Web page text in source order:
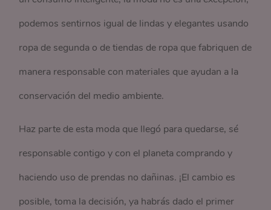
podemos sentirnos igual de lindas y elegantes usando
ropa de segunda o de tiendas de ropa que fabriquen de
manera responsable con materiales que ayudan a la
conservación del medio ambiente.
Haz parte de esta moda que llegó para quedarse, sé
responsable contigo y con el planeta comprando y
haciendo uso de prendas no dañinas. ¡El cambio es
posible, toma la decisión, ya habrás dado el primer